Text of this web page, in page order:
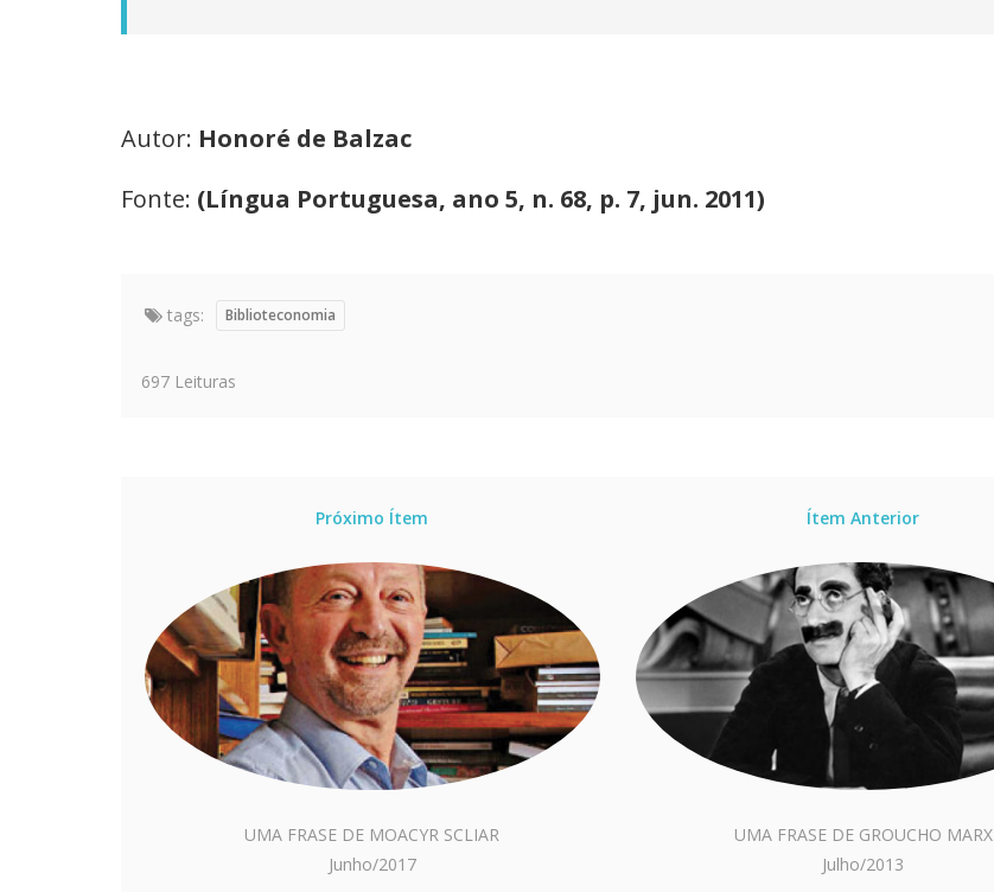
Autor: Honoré de Balzac
Fonte: (Língua Portuguesa, ano 5, n. 68, p. 7, jun. 2011)
tags: Biblioteconomia
697 Leituras
Próximo Ítem
UMA FRASE DE MOACYR SCLIAR
Junho/2017
Ítem Anterior
UMA FRASE DE GROUCHO MARX
Julho/2013